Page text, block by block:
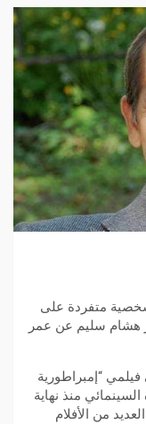
متفردة على
هشام سليم عن عمر
“إمبراطورية
منذ نهاية
من الأفلام